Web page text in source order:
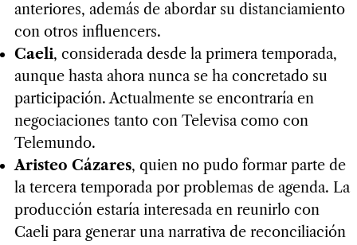
anteriores, además de abordar su distanciamiento
con otros influencers.
Caeli, considerada desde la primera temporada,
aunque hasta ahora nunca se ha concretado su
participación. Actualmente se encontraría en
negociaciones tanto con Televisa como con
Telemundo.
Aristeo Cázares, quien no pudo formar parte de
la tercera temporada por problemas de agenda. La
producción estaría interesada en reunirlo con
Caeli para generar una narrativa de reconciliación